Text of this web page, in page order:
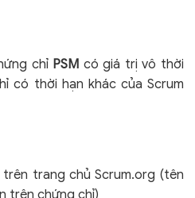
chỉPSM có giá trị vô thời
có thời hạn khác của Scrum
trang chủ Scrum.org (tên
trên chứng chỉ)